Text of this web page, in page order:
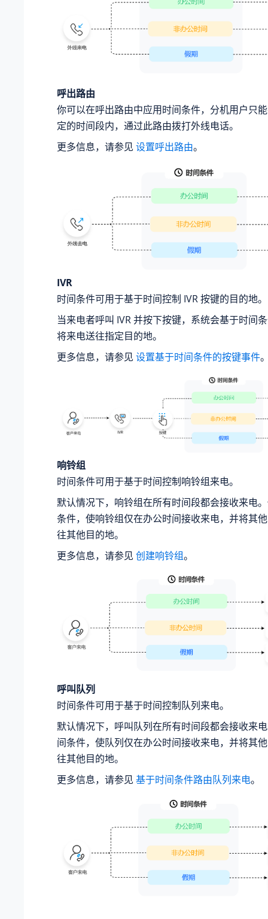
呼出路由
你可以在呼出路由中应用时间条件，分机用户只
定的时间段内，通过此路由拨打外线电话。
更多信息，请参见 设置呼出路由。
IVR
时间条件可用于基于时间控制 IVR 按键的目的地。
当来电者呼叫 IVR 并按下按键，系统会基于时间
将来电送往指定目的地。
更多信息，请参见 设置基于时间条件的按键事件
响铃组
时间条件可用于基于时间控制响铃组来电。
默认情况下，响铃组在所有时间段都会接收来电
条件，使响铃组仅在办公时间接收来电，并将其
往其他目的地。
更多信息，请参见 创建响铃组。
呼叫队列
时间条件可用于基于时间控制队列来电。
默认情况下，呼叫队列在所有时间段都会接收来
间条件，使队列仅在办公时间接收来电，并将其
往其他目的地。
更多信息，请参见 基于时间条件路由队列来电。